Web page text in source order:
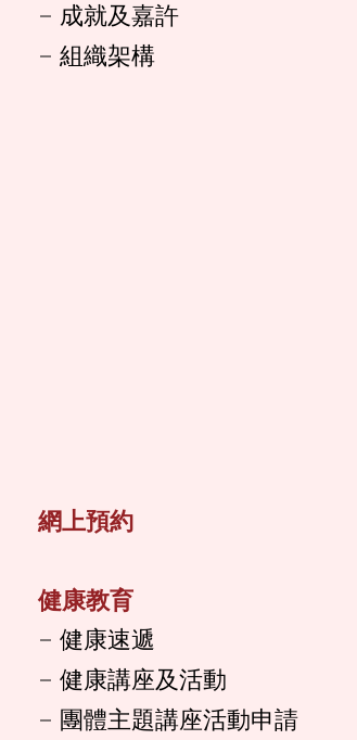
成就及嘉許
組織架構
網上預約
健康教育
健康速遞
健康講座及活動
團體主題講座活動申請